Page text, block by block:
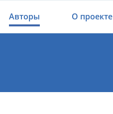
Авторы О проекте